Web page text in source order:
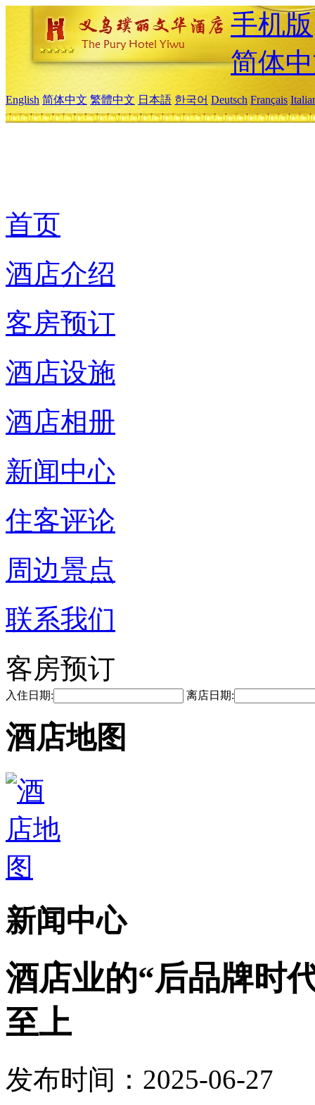
手机版
简体
English 简体中文 繁體中文 日本語 한국어 Deutsch Français
首页
酒店介绍
客房预订
酒店设施
酒店相册
新闻中心
住客评论
周边景点
联系我们
客房预订
入住日期: 离店日期:
酒店地图
新闻中心
酒店业的“后品牌时
至上
发布时间：2025-06-27